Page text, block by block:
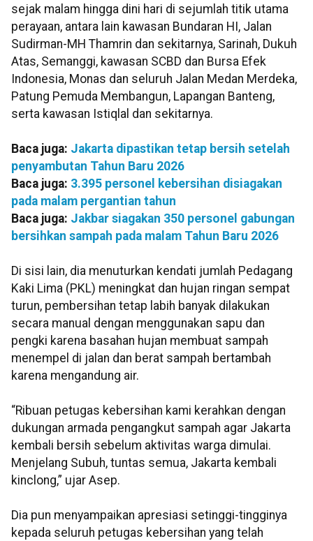
sejak malam hingga dini hari di sejumlah titik utama
perayaan, antara lain kawasan Bundaran HI, Jalan
Sudirman-MH Thamrin dan sekitarnya, Sarinah, Dukuh
Atas, Semanggi, kawasan SCBD dan Bursa Efek
Indonesia, Monas dan seluruh Jalan Medan Merdeka,
Patung Pemuda Membangun, Lapangan Banteng,
serta kawasan Istiqlal dan sekitarnya.
Baca juga: Jakarta dipastikan tetap bersih setelah
penyambutan Tahun Baru 2026
Baca juga: 3.395 personel kebersihan disiagakan
pada malam pergantian tahun
Baca juga: Jakbar siagakan 350 personel gabungan
bersihkan sampah pada malam Tahun Baru 2026
Di sisi lain, dia menuturkan kendati jumlah Pedagang
Kaki Lima (PKL) meningkat dan hujan ringan sempat
turun, pembersihan tetap labih banyak dilakukan
secara manual dengan menggunakan sapu dan
pengki karena basahan hujan membuat sampah
menempel di jalan dan berat sampah bertambah
karena mengandung air.
“Ribuan petugas kebersihan kami kerahkan dengan
dukungan armada pengangkut sampah agar Jakarta
kembali bersih sebelum aktivitas warga dimulai.
Menjelang Subuh, tuntas semua, Jakarta kembali
kinclong,” ujar Asep.
Dia pun menyampaikan apresiasi setinggi-tingginya
kepada seluruh petugas kebersihan yang telah